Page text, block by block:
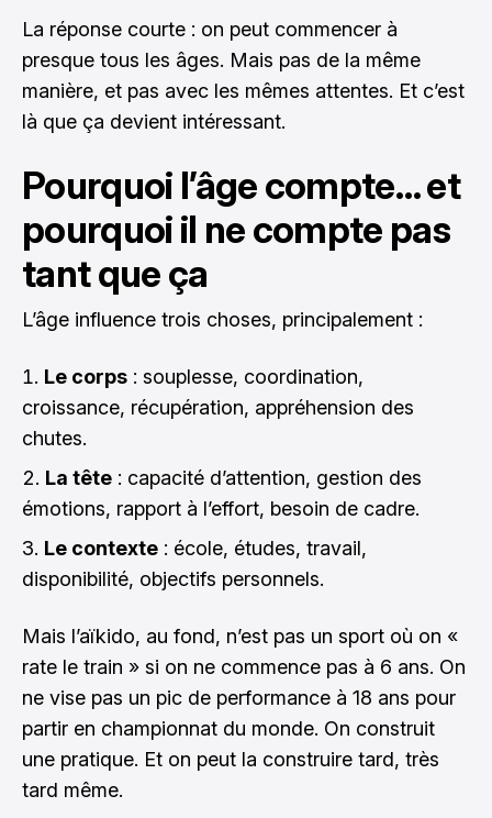
La réponse courte : on peut commencer à
presque tous les âges. Mais pas de la même
manière, et pas avec les mêmes attentes. Et c’est
là que ça devient intéressant.
Pourquoi l’âge compte… et
pourquoi il ne compte pas
tant que ça
L’âge influence trois choses, principalement :
Le corps : souplesse, coordination,
croissance, récupération, appréhension des
chutes.
La tête : capacité d’attention, gestion des
émotions, rapport à l’effort, besoin de cadre.
Le contexte : école, études, travail,
disponibilité, objectifs personnels.
Mais l’aïkido, au fond, n’est pas un sport où on «
rate le train » si on ne commence pas à 6 ans. On
ne vise pas un pic de performance à 18 ans pour
partir en championnat du monde. On construit
une pratique. Et on peut la construire tard, très
tard même.